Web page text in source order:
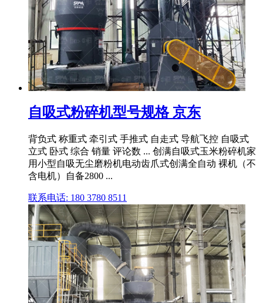
自吸式粉碎机型号规格 京东
背负式 称重式 牵引式 手推式 自走式 导航飞控 自吸式
立式 卧式 综合 销量 评论数 ... 创满自吸式玉米粉碎机家
用小型自吸无尘磨粉机电动齿爪式创满全自动 裸机（不
含电机）自备2800 ...
联系电话: 180 3780 8511